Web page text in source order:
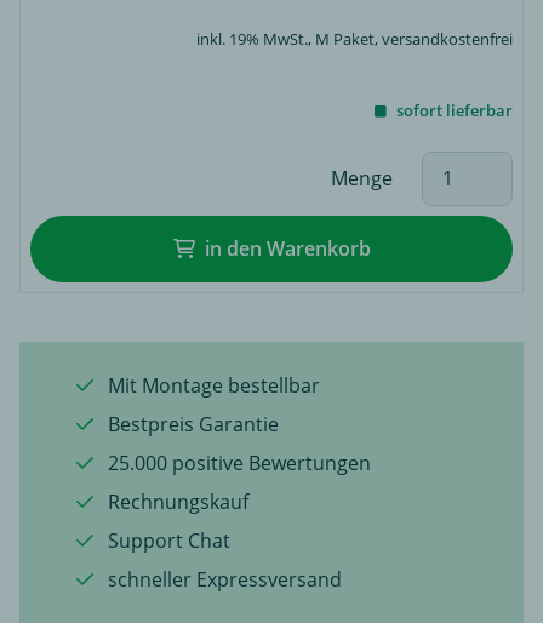
inkl. 19% MwSt., M Paket, versandkostenfrei
sofort lieferbar
Menge
in den Warenkorb
Mit Montage bestellbar
Bestpreis Garantie
25.000 positive Bewertungen
Rechnungskauf
Support Chat
schneller Expressversand